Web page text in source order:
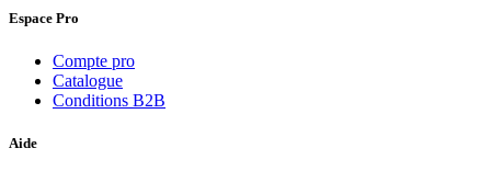
Espace Pro
Compte pro
Catalogue
Conditions B2B
Aide